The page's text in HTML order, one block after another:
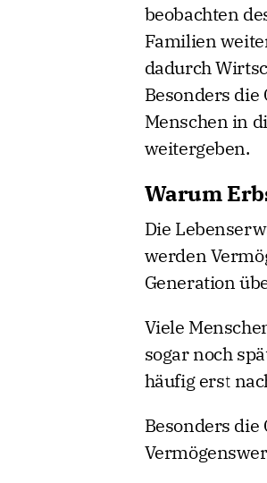
beobachten
Familien
dadurch
Besonders
Menschen in
weitergeben.
Warum
Die
werden
Generation
Viele
sogar noch
häufig erst
Besonders